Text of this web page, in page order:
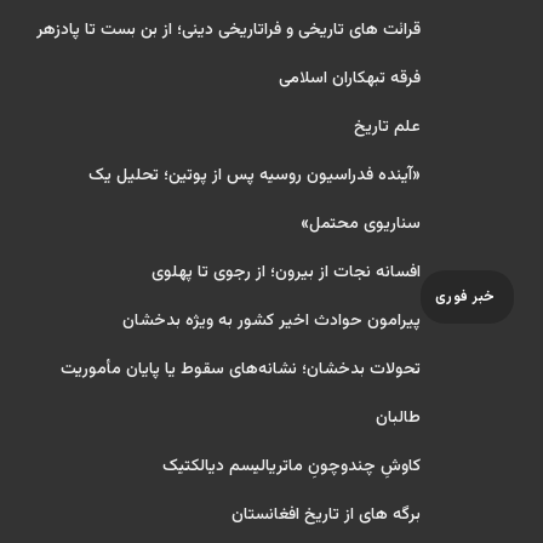
خبر فوری
قرائت های تاریخی و فراتاریخی دینی؛ از بن بست تا پادزهر
فرقه تبهکاران اسلامی
علم تاریخ
«آینده فدراسیون روسیه پس از پوتین؛ تحلیل یک
سناریوی محتمل»
افسانه نجات از بیرون؛ از رجوی تا پهلوی
پیرامون حوادث اخیر کشور به ویژه بدخشان
تحولات بدخشان؛ نشانه‌های سقوط یا پایان مأموریت
طالبان
کاوشِ چندو‌چونِ ماتریالیسم دیالکتیک
برگه های از تاریخ افغانستان